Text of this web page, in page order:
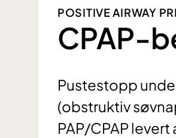
POSITIVE AIRWAY
CPAP-
Pustestopp
(obstruktiv
PAP/CPAP